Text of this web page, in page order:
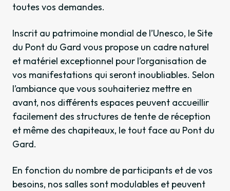
toutes vos demandes.
Inscrit au patrimoine mondial de l’Unesco, le Site
du Pont du Gard vous propose un cadre naturel
et matériel exceptionnel pour l’organisation de
vos manifestations qui seront inoubliables. Selon
l’ambiance que vous souhaiteriez mettre en
avant, nos différents espaces peuvent accueillir
facilement des structures de tente de réception
et même des chapiteaux, le tout face au Pont du
Gard.
En fonction du nombre de participants et de vos
besoins, nos salles sont modulables et peuvent